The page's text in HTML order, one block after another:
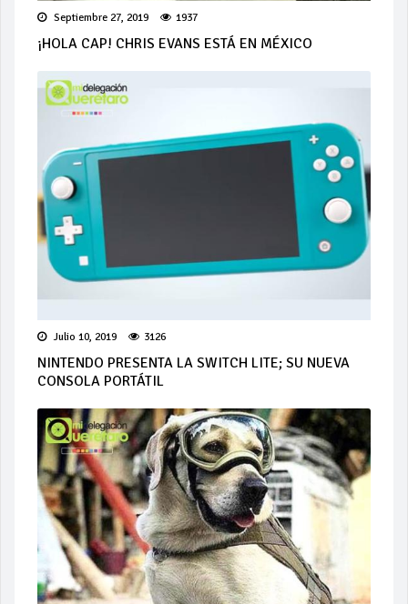
Septiembre 27, 2019 1937
¡HOLA CAP! CHRIS EVANS ESTÁ EN MÉXICO
Julio 10, 2019 3126
NINTENDO PRESENTA LA SWITCH LITE; SU NUEVA
CONSOLA PORTÁTIL